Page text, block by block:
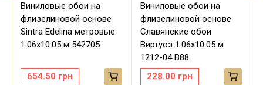
Виниловые обои на
флизелиновой основе
Sintra Edelina метровые
1.06х10.05 м 542705
654.50 грн
Виниловые обои на
флизелиновой основе
Славянские обои
Виртуоз 1.06х10.05 м
1212-04 В88
228.00 грн